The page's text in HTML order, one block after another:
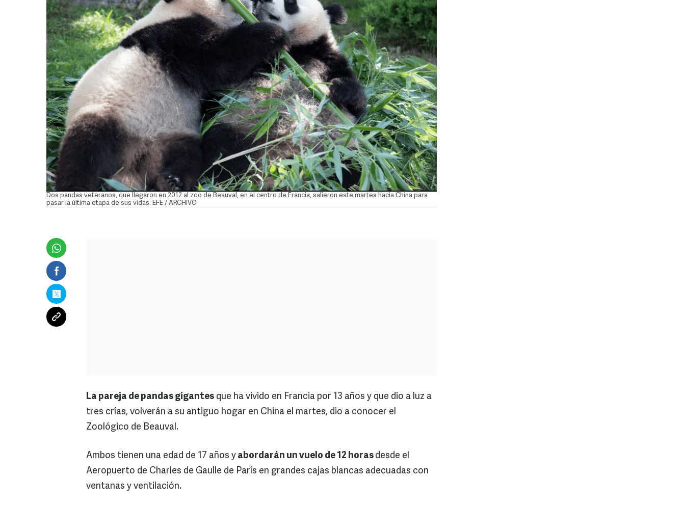
Dos pandas veteranos, que llegaron en 2012 al zoo de Beauval, en el centro de Francia, salieron este martes hacia China para
pasar la última etapa de sus vidas. EFE / ARCHIVO
La pareja de pandas gigantes que ha vivido en Francia por 13 años y que dio a luz a
tres crías, volverán a su antiguo hogar en China el martes, dio a conocer el
Zoológico de Beauval.
Ambos tienen una edad de 17 años y abordarán un vuelo de 12 horas desde el
Aeropuerto de Charles de Gaulle de París en grandes cajas blancas adecuadas con
ventanas y ventilación.